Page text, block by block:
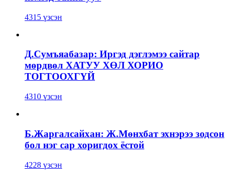
4315 үзсэн
Д.Сумъяабазар: Иргэд дэглэмээ сайтар
мөрдвөл ХАТУУ ХӨЛ ХОРИО
ТОГТООХГҮЙ
4310 үзсэн
Б.Жаргалсайхан: Ж.Мөнхбат эхнэрээ зодсон
бол нэг сар хоригдох ёстой
4228 үзсэн